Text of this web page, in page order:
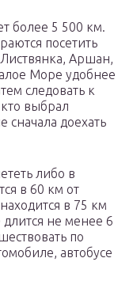
более 5 500 км.
посетить
Аршан,
Море удобнее
следовать к
выбрал
сначала доехать
либо в
в 60 км от
в 75 км
не менее 6
по
автобусе